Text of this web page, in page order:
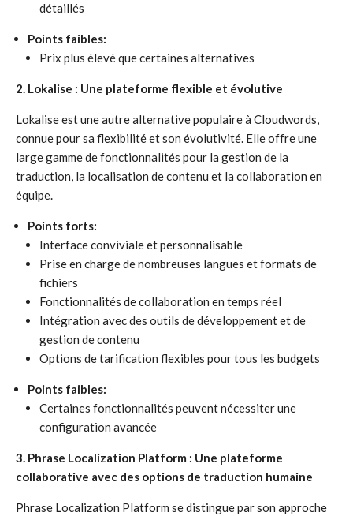
détaillés
Points faibles:
Prix plus élevé que certaines alternatives
2. Lokalise : Une plateforme flexible et évolutive
Lokalise est une autre alternative populaire à Cloudwords,
connue pour sa flexibilité et son évolutivité. Elle offre une
large gamme de fonctionnalités pour la gestion de la
traduction, la localisation de contenu et la collaboration en
équipe.
Points forts:
Interface conviviale et personnalisable
Prise en charge de nombreuses langues et formats de
fichiers
Fonctionnalités de collaboration en temps réel
Intégration avec des outils de développement et de
gestion de contenu
Options de tarification flexibles pour tous les budgets
Points faibles:
Certaines fonctionnalités peuvent nécessiter une
configuration avancée
3. Phrase Localization Platform : Une plateforme
collaborative avec des options de traduction humaine
Phrase Localization Platform se distingue par son approche